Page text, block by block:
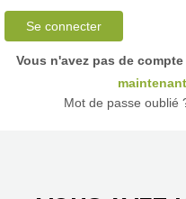
Se connecter
Vous n'avez pas de
Mot de passe oublié